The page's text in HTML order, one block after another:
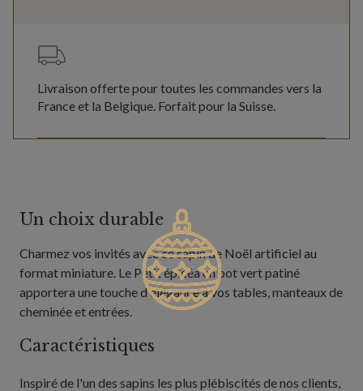
Livraison offerte pour toutes les commandes vers la
France et la Belgique. Forfait pour la Suisse.
Un choix durable
Charmez vos invités avec ce sapin de Noël artificiel au
format miniature. Le Petit épicéa en pot vert patiné
apportera une touche d'élégance à vos tables, manteaux de
cheminée et entrées.
Caractéristiques
Inspiré de l'un des sapins les plus plébiscités de nos clients,